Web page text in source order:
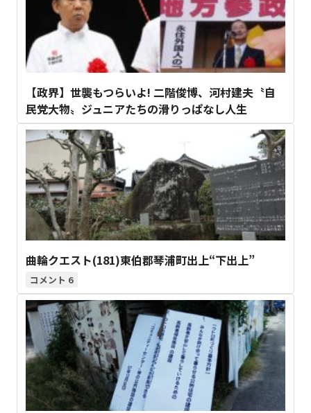
【政界】世襲もつらいよ! 二階俊博、河村建夫〝自
民党大物〟ジュニアたちの滑りっぱなし人生
曲輪クエスト(181)東伯郡琴浦町出上“下出上”
6